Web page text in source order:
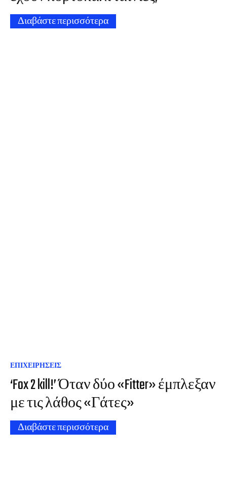
Διαβάστε περισσότερα
ΕΠΙΧΕΙΡΗΣΕΙΣ
‘Fox 2 kill!’ Όταν δύο «Fitter» έμπλεξαν
με τις λάθος «Γάτες»
Διαβάστε περισσότερα